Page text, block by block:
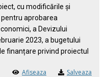
cu modificările și
aprobarea
a Devizului
2023, a bugetului
finanțare privind proiectul
Afiseaza Salveaza